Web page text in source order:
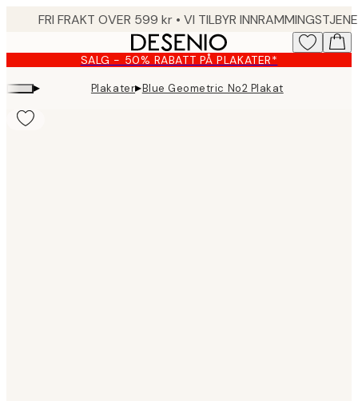
content.
SALG - 50% RABATT PÅ PLAKATER*
▸ Plakater▸Blue Geometric No2 Plakat